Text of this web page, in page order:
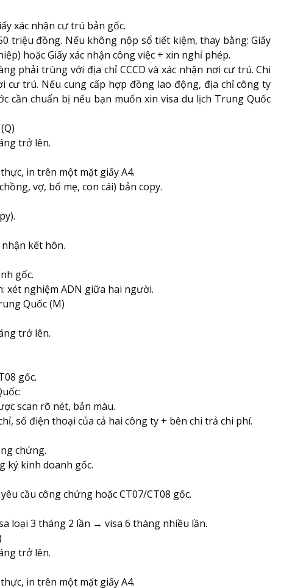
xác nhận cư trú bản gốc.
triệu đồng. Nếu không nộp sổ tiết kiệm, thay bằng: Giấy
hoặc Giấy xác nhận công việc + xin nghỉ phép.
phải trùng với địa chỉ CCCD và xác nhận nơi cư trú. Chi
cư trú. Nếu cung cấp hợp đồng lao động, địa chỉ công ty
cần chuẩn bị nếu bạn muốn xin visa du lịch Trung Quốc
trở lên.
in trên một mặt giấy A4.
vợ, bố mẹ, con cái) bản copy.
kết hôn.
gốc.
xét nghiệm ADN giữa hai người.
Quốc (M)
trở lên.
gốc.
scan rõ nét, bản màu.
số điện thoại của cả hai công ty + bên chi trả chi phí.
chứng.
ký kinh doanh gốc.
cầu công chứng hoặc CT07/CT08 gốc.
loại 3 tháng 2 lần → visa 6 tháng nhiều lần.
trở lên.
in trên một mặt giấy A4.